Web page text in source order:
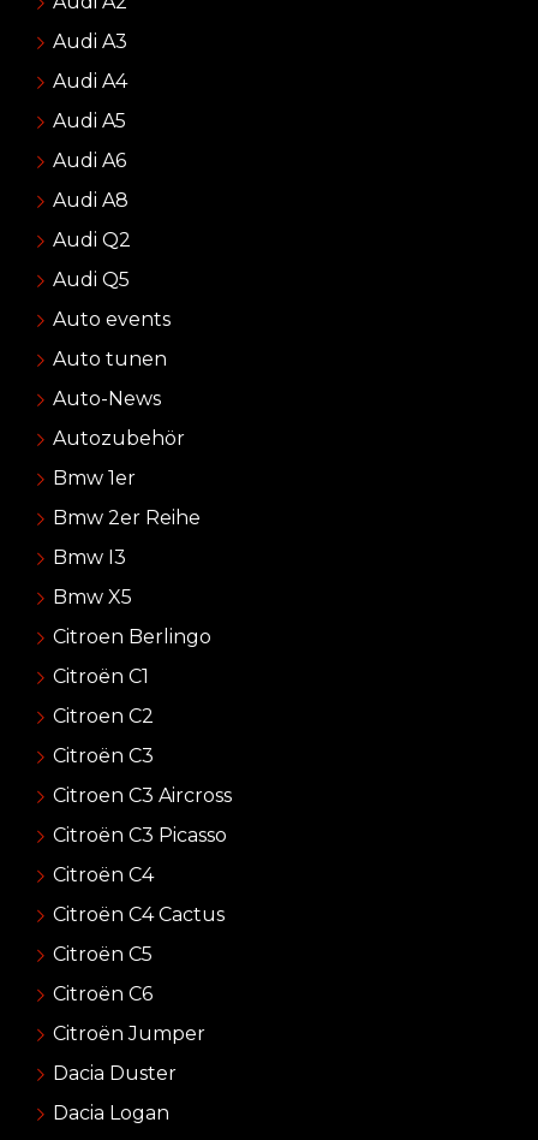
Audi A3
Audi A4
Audi A5
Audi A6
Audi A8
Audi Q2
Audi Q5
Auto events
Auto tunen
Auto-News
Autozubehör
Bmw 1er
Bmw 2er Reihe
Bmw I3
Bmw X5
Citroen Berlingo
Citroën C1
Citroen C2
Citroën C3
Citroen C3 Aircross
Citroën C3 Picasso
Citroën C4
Citroën C4 Cactus
Citroën C5
Citroën C6
Citroën Jumper
Dacia Duster
Dacia Logan